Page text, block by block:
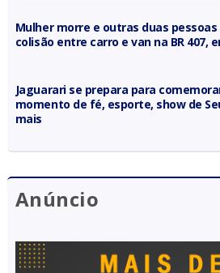
Mulher morre e outras duas
colisão entre carro e van na BR 407,
Jaguarari se prepara para
momento de fé, esporte, show de
mais
Anúncio